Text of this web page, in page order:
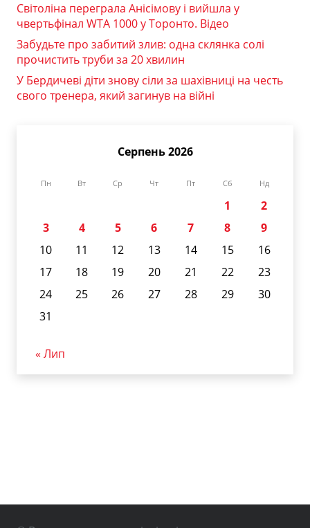
Світоліна переграла Анісімову і вийшла у
чвертьфінал WTA 1000 у Торонто. Відео
Забудьте про забитий злив: одна склянка солі
прочистить труби за 20 хвилин
У Бердичеві діти знову сіли за шахівниці на честь
свого тренера, який загинув на війні
Серпень 2026
Пн Вт Ср Чт Пт Сб Нд
1
2
3
4 5 6 7 8
9
10
11 12 13 14 15
16
17
18 19 20 21 22
23
24
25 26 27 28 29
30
31
« Лип